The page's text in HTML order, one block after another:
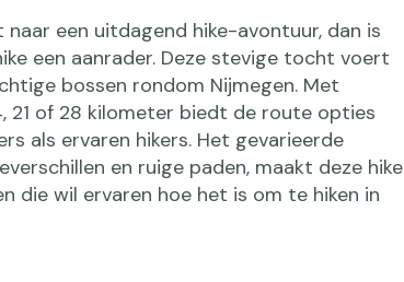
een uitdagend hike-avontuur, dan is
een aanrader. Deze stevige tocht voert
bossen rondom Nijmegen. Met
21 of 28 kilometer biedt de route opties
als ervaren hikers. Het gevarieerde
en ruige paden, maakt deze hike
die wil ervaren hoe het is om te hiken in